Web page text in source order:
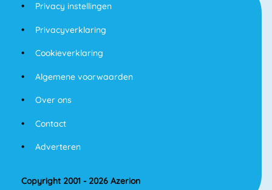
Privacy instellingen
Privacyverklaring
Cookieverklaring
Algemene voorwaarden
Over ons
Contact
Adverteren
Copyright 2001 - 2026 Azerion